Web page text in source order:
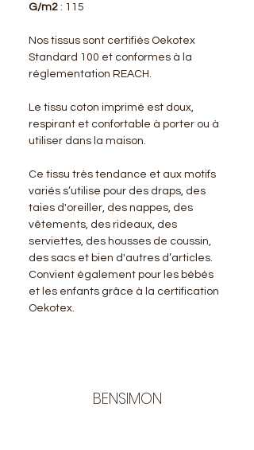
G/m2 : 115
Nos tissus sont certifiés Oekotex
Standard 100 et conformes à la
réglementation REACH.
Le tissu coton imprimé est doux,
respirant et confortable à porter ou à
utiliser dans la maison.
Ce tissu très tendance et aux motifs
variés s’utilise pour des draps, des
taies d'oreiller, des nappes, des
vêtements, des rideaux, des
serviettes, des housses de coussin,
des sacs et bien d'autres d’articles.
Convient également pour les bébés
et les enfants grâce à la certification
Oekotex.
BENSIMON